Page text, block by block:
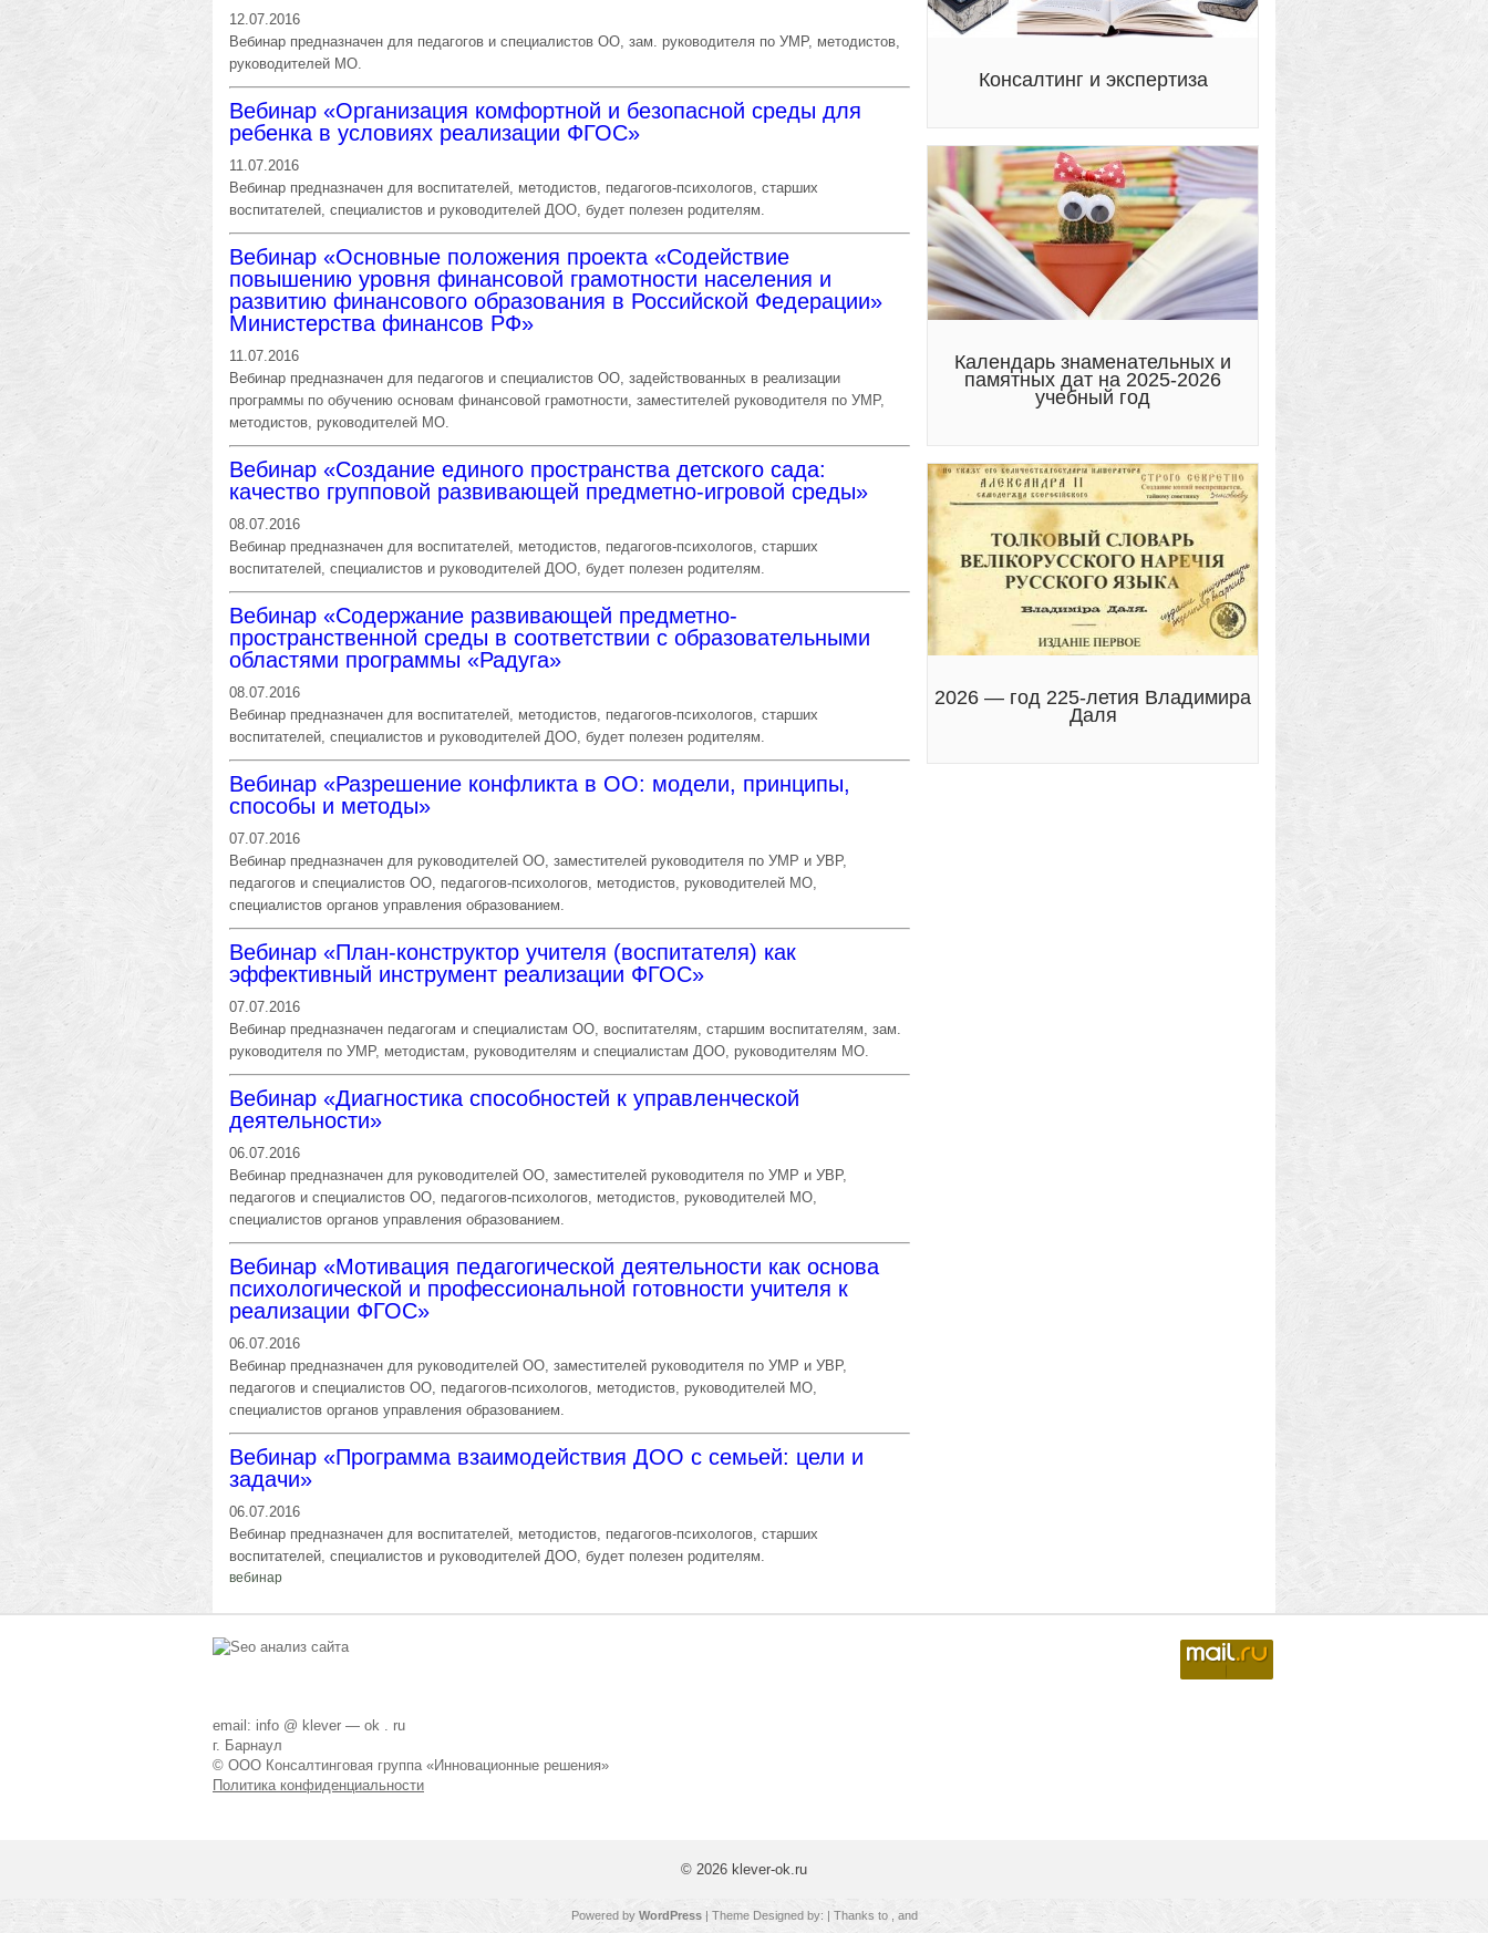
12.07.2016
Вебинар предназначен для педагогов и специалистов ОО, зам. руководителя по УМР, методистов,
руководителей МО.
Вебинар «Организация комфортной и безопасной среды для
ребенка в условиях реализации ФГОС»
11.07.2016
Вебинар предназначен для воспитателей, методистов, педагогов-психологов, старших
воспитателей, специалистов и руководителей ДОО, будет полезен родителям.
Вебинар «Основные положения проекта «Содействие
повышению уровня финансовой грамотности населения и
развитию финансового образования в Российской Федерации»
Министерства финансов РФ»
11.07.2016
Вебинар предназначен для педагогов и специалистов ОО, задействованных в реализации
программы по обучению основам финансовой грамотности, заместителей руководителя по УМР,
методистов, руководителей МО.
Вебинар «Создание единого пространства детского сада:
качество групповой развивающей предметно-игровой среды»
08.07.2016
Вебинар предназначен для воспитателей, методистов, педагогов-психологов, старших
воспитателей, специалистов и руководителей ДОО, будет полезен родителям.
Вебинар «Содержание развивающей предметно-
пространственной среды в соответствии с образовательными
областями программы «Радуга»
08.07.2016
Вебинар предназначен для воспитателей, методистов, педагогов-психологов, старших
воспитателей, специалистов и руководителей ДОО, будет полезен родителям.
Вебинар «Разрешение конфликта в ОО: модели, принципы,
способы и методы»
07.07.2016
Вебинар предназначен для руководителей ОО, заместителей руководителя по УМР и УВР,
педагогов и специалистов ОО, педагогов-психологов, методистов, руководителей МО,
специалистов органов управления образованием.
Вебинар «План-конструктор учителя (воспитателя) как
эффективный инструмент реализации ФГОС»
07.07.2016
Вебинар предназначен педагогам и специалистам ОО, воспитателям, старшим воспитателям, зам.
руководителя по УМР, методистам, руководителям и специалистам ДОО, руководителям МО.
Вебинар «Диагностика способностей к управленческой
деятельности»
06.07.2016
Вебинар предназначен для руководителей ОО, заместителей руководителя по УМР и УВР,
педагогов и специалистов ОО, педагогов-психологов, методистов, руководителей МО,
специалистов органов управления образованием.
Вебинар «Мотивация педагогической деятельности как основа
психологической и профессиональной готовности учителя к
реализации ФГОС»
06.07.2016
Вебинар предназначен для руководителей ОО, заместителей руководителя по УМР и УВР,
педагогов и специалистов ОО, педагогов-психологов, методистов, руководителей МО,
специалистов органов управления образованием.
Вебинар «Программа взаимодействия ДОО с семьей: цели и
задачи»
06.07.2016
Вебинар предназначен для воспитателей, методистов, педагогов-психологов, старших
воспитателей, специалистов и руководителей ДОО, будет полезен родителям.
вебинар
Консалтинг и экспертиза
Календарь знаменательных и
памятных дат на 2025-2026
учебный год
2026 — год 225-летия Владимира
Даля
email: info @ klever — ok . ru
г. Барнаул
© ООО Консалтинговая группа «Инновационные решения»
Политика конфиденциальности
© 2026 klever-ok.ru
Powered by WordPress| Theme Designed by: | Thanks to and